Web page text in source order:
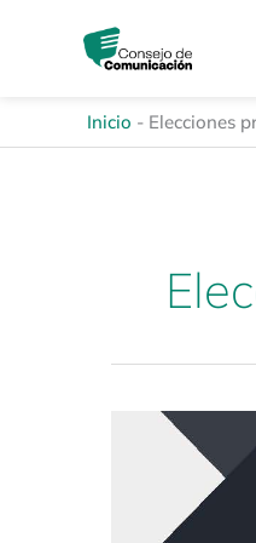
Inicio - Elecciones
Revista